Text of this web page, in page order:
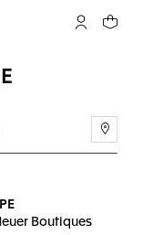
Compte My
Votre
Boutiques